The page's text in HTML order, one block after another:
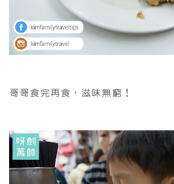
哥哥食完再食，滋味無窮！